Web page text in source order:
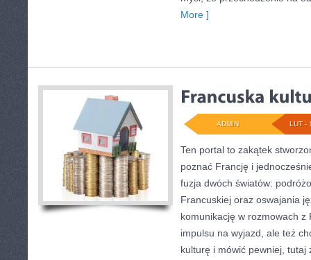
More ]
LUT -
ADMIN
Ten portal to zakątek
poznać Francję i
fuzja dwóch światów:
Francuskiej oraz oswajania
komunikację w rozmowach z
impulsu na wyjazd, ale też
kulturę i mówić pewniej,